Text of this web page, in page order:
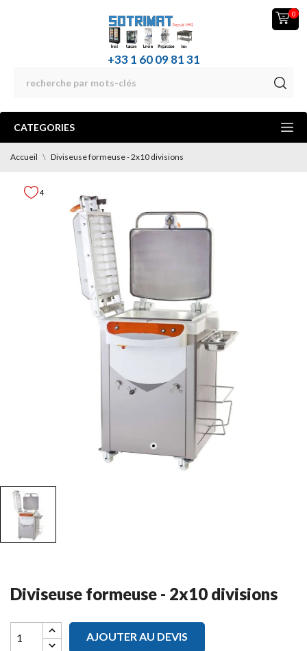
0
+33 1 60 09 81 31
CATEGORIES
Accueil Diviseuse formeuse - 2x10 divisions
4
Diviseuse formeuse - 2x10 divisions
AJOUTER AU DEVIS